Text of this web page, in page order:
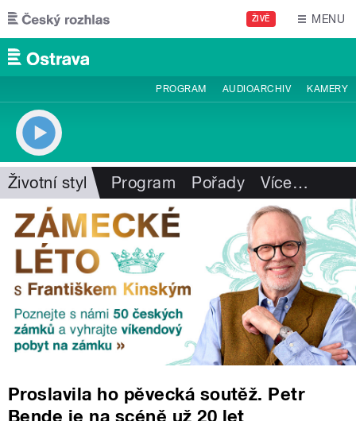
Přejít k hlavnímu obsahu
ŽIVĚ MENU
PROGRAM AUDIOARCHIV KAMERY
Životní styl Program Pořady Více…
Proslavila ho pěvecká soutěž. Petr
Bende je na scéně už 20 let